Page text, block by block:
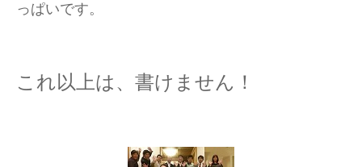
っぱいです。
これ以上は、書けません！